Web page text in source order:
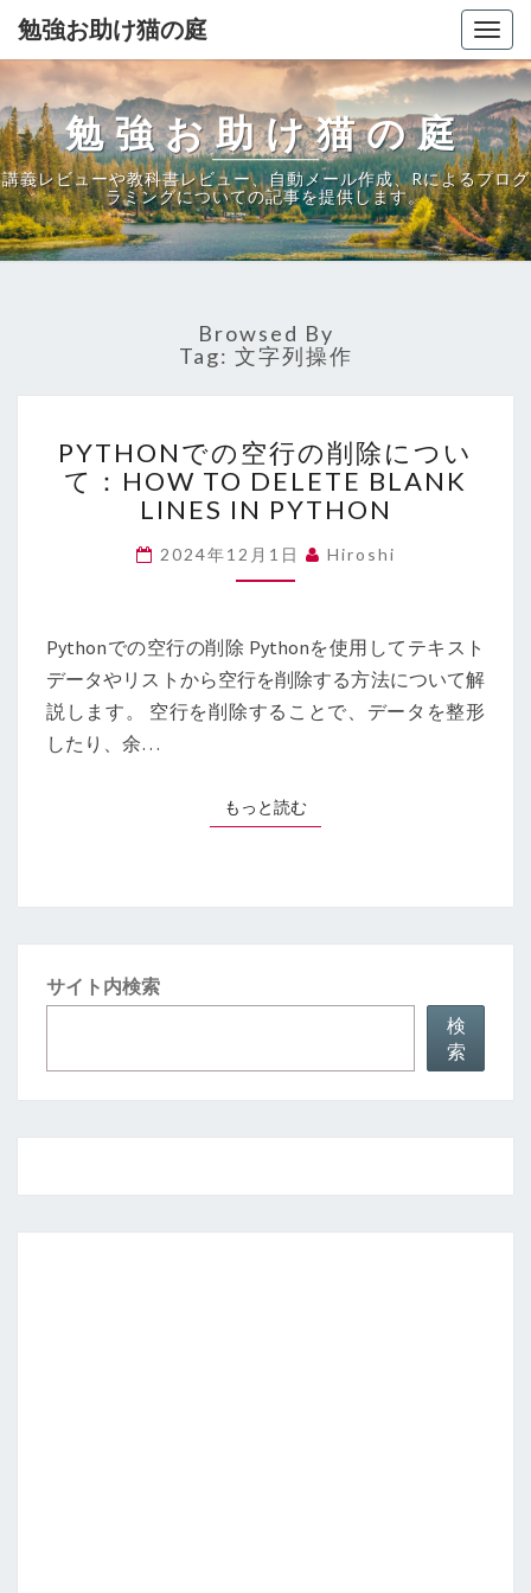
勉強お助け猫の庭
勉強お助け猫の庭
講義レビューや教科書レビュー、自動メール作成、Rによるプログ
ラミングについての記事を提供します。
Browsed By
Tag: 文字列操作
で
の
空
の
削
に
つ
い
て：
BLANK
PYTHONでの空行の削除につい
て：HOW TO DELETE BLANK
LINES IN PYTHON
2024年12月1日 Hiroshi
Pythonでの空行の削除 Pythonを使用してテキスト
データやリストから空行を削除する方法について解
説します。 空行を削除することで、データを整形
したり、余…
もっと読むもっと読む
サイト内検索
検
索